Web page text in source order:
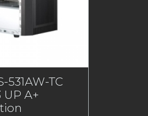
531AW-TC
UP A+